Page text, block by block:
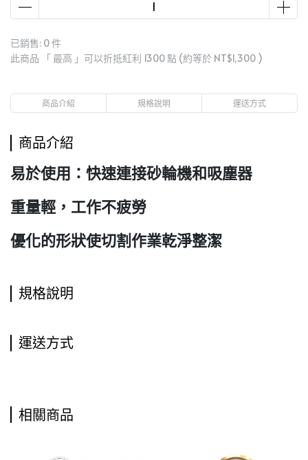
已銷售: 0 件
此商品 「 最高 」可以折抵紅利 1300 點 (約等於 NT$1,300 )
商品介紹 規格說明 運送方式
商品介紹
易於使用：快速連接砂輪機和吸塵器
重量輕，工作不疲勞
優化的形狀使切割作業乾淨整潔
規格說明
運送方式
相關商品